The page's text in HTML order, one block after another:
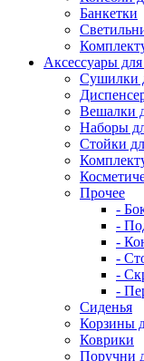
Банкетки
Аксессуары
Сушилки
Вешалки
Наборы
Стойки
Прочее
-
-
-
-
-
-
Сиденья
Корзины
Коврики
Поручни